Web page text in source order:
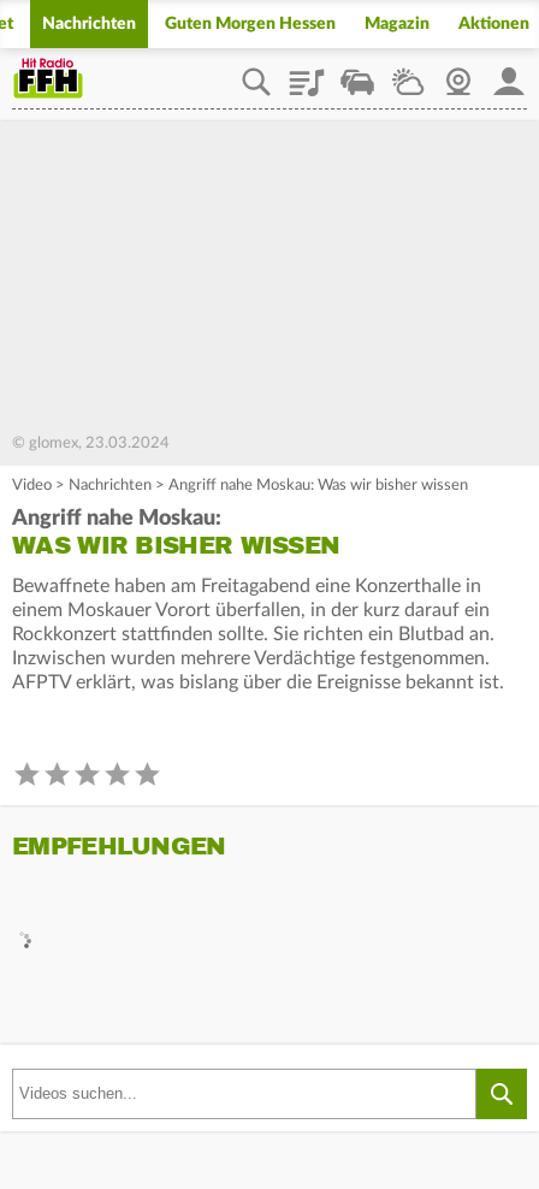
Nachrichten Guten Morgen Hessen Magazin Aktionen
PlaylistStaupilotWetterWebcam
© glomex, 23.03.2024
Video > Nachrichten > Angriff nahe Moskau: Was wir bisher wissen
Angriff nahe Moskau:
WAS WIR BISHER WISSEN
Bewaffnete haben am Freitagabend eine Konzerthalle in
einem Moskauer Vorort überfallen, in der kurz darauf ein
Rockkonzert stattfinden sollte. Sie richten ein Blutbad an.
Inzwischen wurden mehrere Verdächtige festgenommen.
AFPTV erklärt, was bislang über die Ereignisse bekannt ist.
EMPFEHLUNGEN